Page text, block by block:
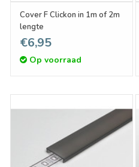
Cover F Clickon in 1m of 2m
lengte
€6,95
Op voorraad